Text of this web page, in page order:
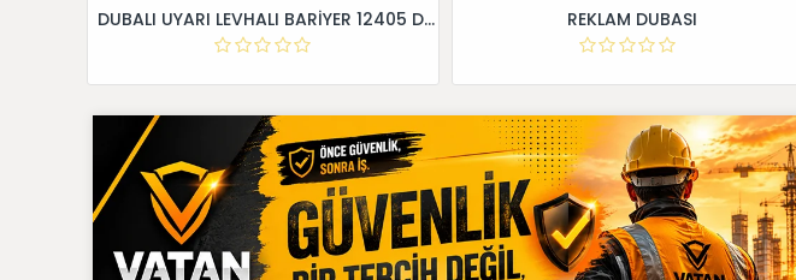
DUBALI UYARI LEVHALI BARİYER 12405 DB R REKLAM DUBASI